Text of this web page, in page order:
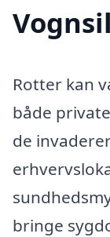
Rotter kan
både
de
bringe